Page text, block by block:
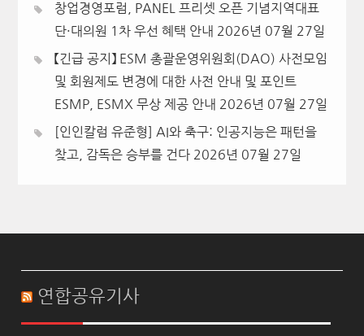
창업경영포럼, PANEL 프리셋 오픈 기념지역대표
단·대의원 1차 우선 혜택 안내 2026년 07월 27일
【긴급 공지】 ESM 총괄운영위원회(DAO) 사전모임
및 회원제도 변경에 대한 사전 안내 및 포인트
ESMP, ESMX 무상 제공 안내 2026년 07월 27일
[인인칼럼 유준형] AI와 축구: 인공지능은 패턴을
찾고, 감독은 승부를 건다 2026년 07월 27일
연합공유기사